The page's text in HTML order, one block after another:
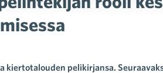
kiertotalouden pelikirjansa.